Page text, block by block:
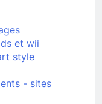
et wii
style
- sites